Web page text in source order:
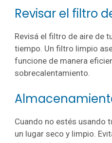
Revisar el filtro
Revisá el filtro de aire de
tiempo. Un filtro limpio
funcione de manera
sobrecalentamiento.
Cuando no estés usando
un lugar seco y limpio.